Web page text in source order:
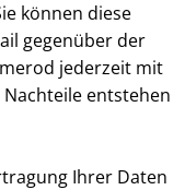
können diese
gegenüber der
jederzeit mit
entstehen
Ihrer Daten